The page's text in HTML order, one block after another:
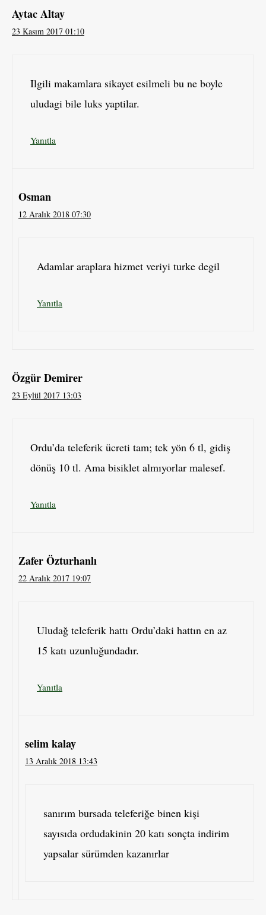
Aytac Altay
23 Kasım 2017 01:10
Ilgili makamlara sikayet esilmeli bu ne boyle
uludagi bile luks yaptilar.
Yanıtla
Osman
12 Aralık 2018 07:30
Adamlar araplara hizmet veriyi turke degil
Yanıtla
Özgür Demirer
23 Eylül 2017 13:03
Ordu’da teleferik ücreti tam; tek yön 6 tl, gidiş
dönüş 10 tl. Ama bisiklet almıyorlar malesef.
Yanıtla
Zafer Özturhanlı
22 Aralık 2017 19:07
Uludağ teleferik hattı Ordu’daki hattın en az
15 katı uzunluğundadır.
Yanıtla
selim kalay
13 Aralık 2018 13:43
sanırım bursada teleferiğe binen kişi
sayısıda ordudakinin 20 katı sonçta indirim
yapsalar sürümden kazanırlar